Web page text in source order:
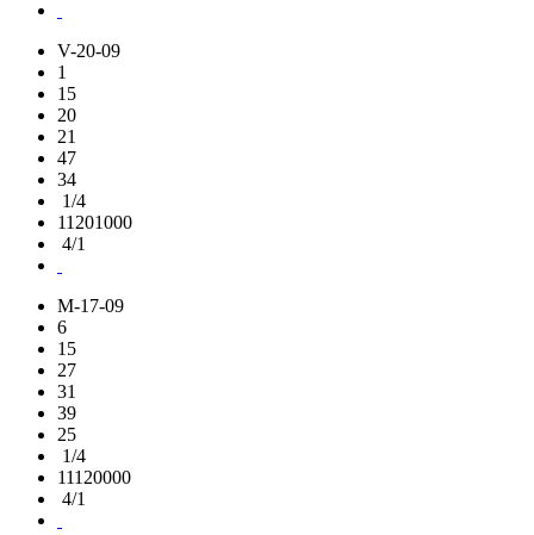
V-20-09
1
15
20
21
47
34
1/4
11201000
4/1
M-17-09
6
15
27
31
39
25
1/4
11120000
4/1